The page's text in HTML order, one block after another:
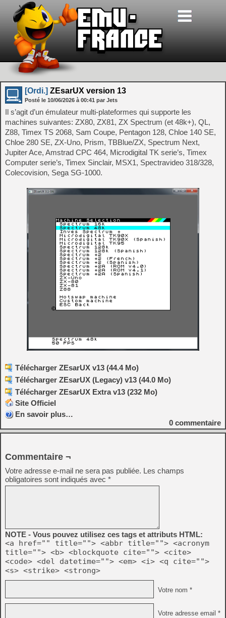
[Ordi.] ZEsarUX version 13
Posté le 10/06/2026 à 00:41 par Jets
Il s’agit d’un émulateur multi-plateformes qui supporte les
machines suivantes: ZX80, ZX81, ZX Spectrum (et 48k+), QL,
Z88, Timex TS 2068, Sam Coupe, Pentagon 128, Chloe 140 SE,
Chloe 280 SE, ZX-Uno, Prism, TBBlue/ZX, Spectrum Next,
Jupiter Ace, Amstrad CPC 464, Microdigital TK serie’s, Timex
Computer serie’s, Timex Sinclair, MSX1, Spectravideo 318/328,
Colecovision, Sega SG-1000.
Télécharger ZEsarUX v13 (44.4 Mo)
Télécharger ZEsarUX (Legacy) v13 (44.0 Mo)
Télécharger ZEsarUX Extra v13 (232 Mo)
Site Officiel
En savoir plus…
0 commentaire
Commentaire ¬
Votre adresse e-mail ne sera pas publiée. Les champs
obligatoires sont indiqués avec *
NOTE - Vous pouvez utilisez ces tags et attributs HTML:
<a href="" title=""> <abbr title=""> <acronym
title=""> <b> <blockquote cite=""> <cite>
<code> <del datetime=""> <em> <i> <q cite="">
<s> <strike> <strong>
Votre nom *
Votre adresse email *